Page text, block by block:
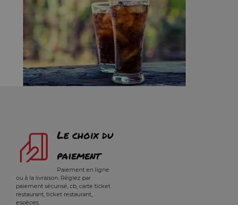
Le choix du
paiement
Paiement en ligne
ou à la livraison. Réglez par
paiement sécurisé, cb, carte ticket
restaurant, ticket restaurant,
espèces.